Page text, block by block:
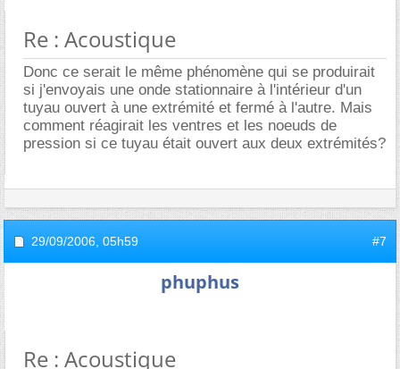
Re : Acoustique
Donc ce serait le même phénomène qui se produirait
si j'envoyais une onde stationnaire à l'intérieur d'un
tuyau ouvert à une extrémité et fermé à l'autre. Mais
comment réagirait les ventres et les noeuds de
pression si ce tuyau était ouvert aux deux extrémités?
29/09/2006, 05h59 #7
phuphus
Re : Acoustique